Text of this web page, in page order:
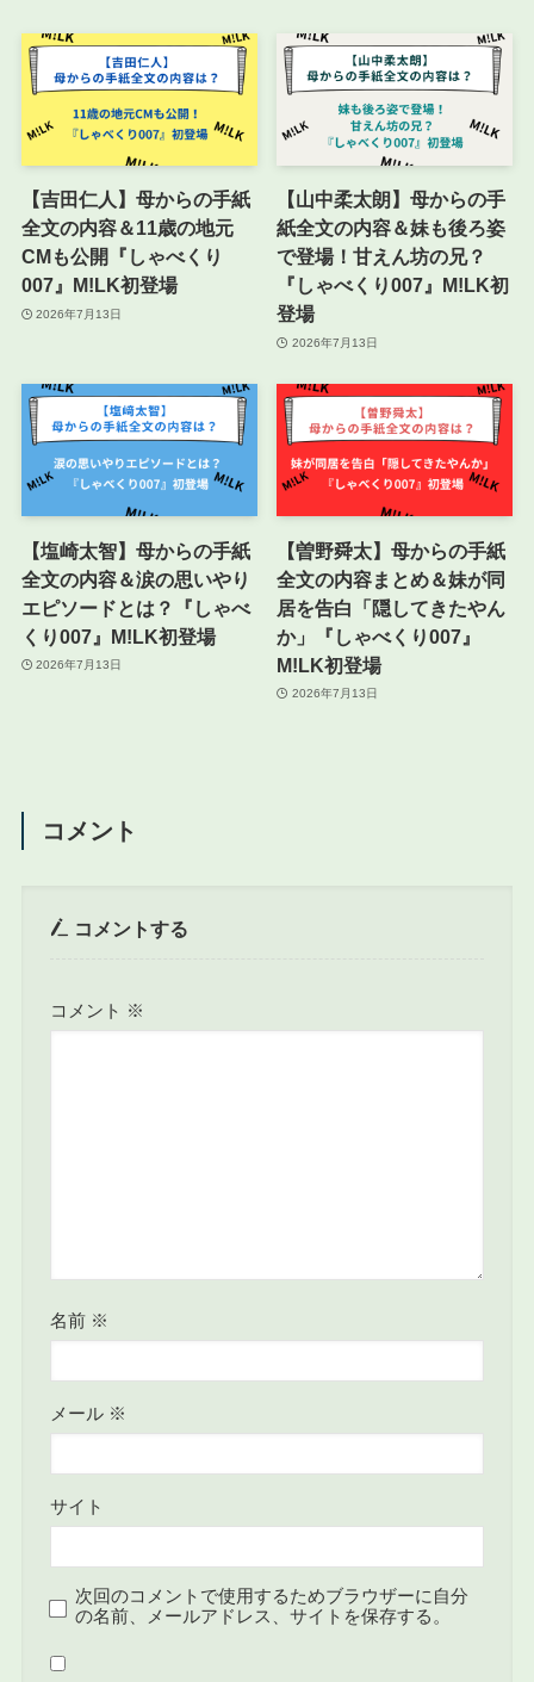
【吉田仁人】母からの手紙
全文の内容＆11歳の地元
CMも公開『しゃべくり
007』M!LK初登場
2026年7月13日
【山中柔太朗】母からの手
紙全文の内容＆妹も後ろ姿
で登場！甘えん坊の兄？
『しゃべくり007』M!LK初
登場
2026年7月13日
【塩崎太智】母からの手紙
全文の内容＆涙の思いやり
エピソードとは？『しゃべ
くり007』M!LK初登場
2026年7月13日
【曽野舜太】母からの手紙
全文の内容まとめ＆妹が同
居を告白「隠してきたやん
か」『しゃべくり007』
M!LK初登場
2026年7月13日
コメント
コメントする
コメント ※
名前 ※
メール ※
サイト
次回のコメントで使用するためブラウザーに自分
の名前、メールアドレス、サイトを保存する。